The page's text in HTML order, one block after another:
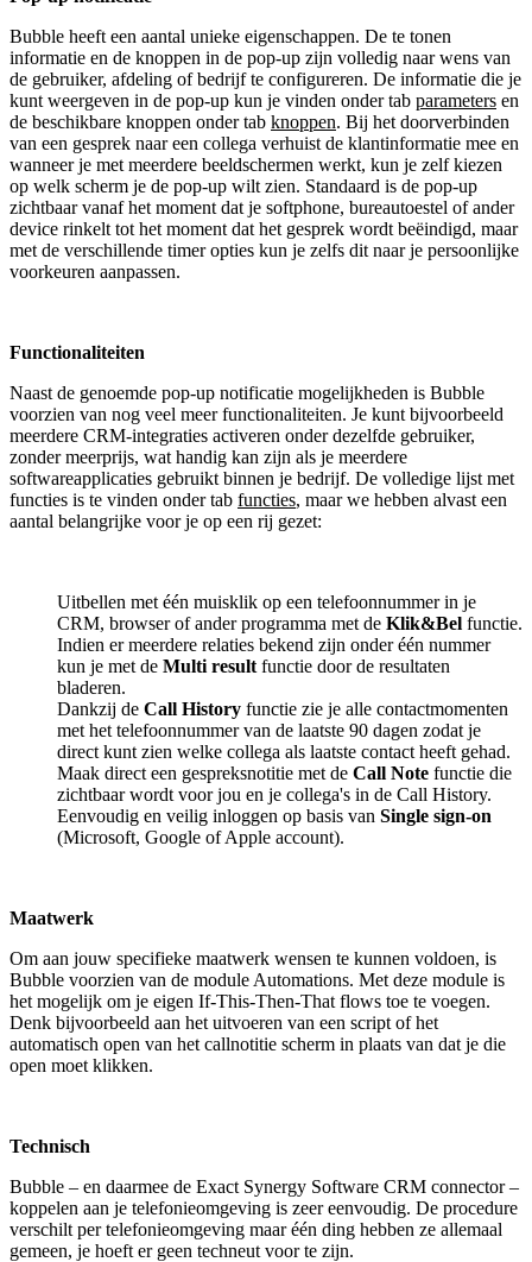
Bubble heeft een aantal unieke eigenschappen. De te tonen
informatie en de knoppen in de pop-up zijn volledig naar wens van
de gebruiker, afdeling of bedrijf te configureren. De informatie die je
kunt weergeven in de pop-up kun je vinden onder tab parameters en
de beschikbare knoppen onder tab knoppen. Bij het doorverbinden
van een gesprek naar een collega verhuist de klantinformatie mee en
wanneer je met meerdere beeldschermen werkt, kun je zelf kiezen
op welk scherm je de pop-up wilt zien. Standaard is de pop-up
zichtbaar vanaf het moment dat je softphone, bureautoestel of ander
device rinkelt tot het moment dat het gesprek wordt beëindigd, maar
met de verschillende timer opties kun je zelfs dit naar je persoonlijke
voorkeuren aanpassen.
Functionaliteiten
Naast de genoemde pop-up notificatie mogelijkheden is Bubble
voorzien van nog veel meer functionaliteiten. Je kunt bijvoorbeeld
meerdere CRM-integraties activeren onder dezelfde gebruiker,
zonder meerprijs, wat handig kan zijn als je meerdere
softwareapplicaties gebruikt binnen je bedrijf. De volledige lijst met
functies is te vinden onder tab functies, maar we hebben alvast een
aantal belangrijke voor je op een rij gezet:
Uitbellen met één muisklik op een telefoonnummer in je
CRM, browser of ander programma met de Klik&Bel functie.
Indien er meerdere relaties bekend zijn onder één nummer
kun je met de Multi result functie door de resultaten
bladeren.
Dankzij de Call History functie zie je alle contactmomenten
met het telefoonnummer van de laatste 90 dagen zodat je
direct kunt zien welke collega als laatste contact heeft gehad.
Maak direct een gespreksnotitie met de Call Note functie die
zichtbaar wordt voor jou en je collega's in de Call History.
Eenvoudig en veilig inloggen op basis van Single sign-on
(Microsoft, Google of Apple account).
Maatwerk
Om aan jouw specifieke maatwerk wensen te kunnen voldoen, is
Bubble voorzien van de module Automations. Met deze module is
het mogelijk om je eigen If-This-Then-That flows toe te voegen.
Denk bijvoorbeeld aan het uitvoeren van een script of het
automatisch open van het callnotitie scherm in plaats van dat je die
open moet klikken.
Technisch
Bubble – en daarmee de Exact Synergy Software CRM connector –
koppelen aan je telefonieomgeving is zeer eenvoudig. De procedure
verschilt per telefonieomgeving maar één ding hebben ze allemaal
gemeen, je hoeft er geen techneut voor te zijn.